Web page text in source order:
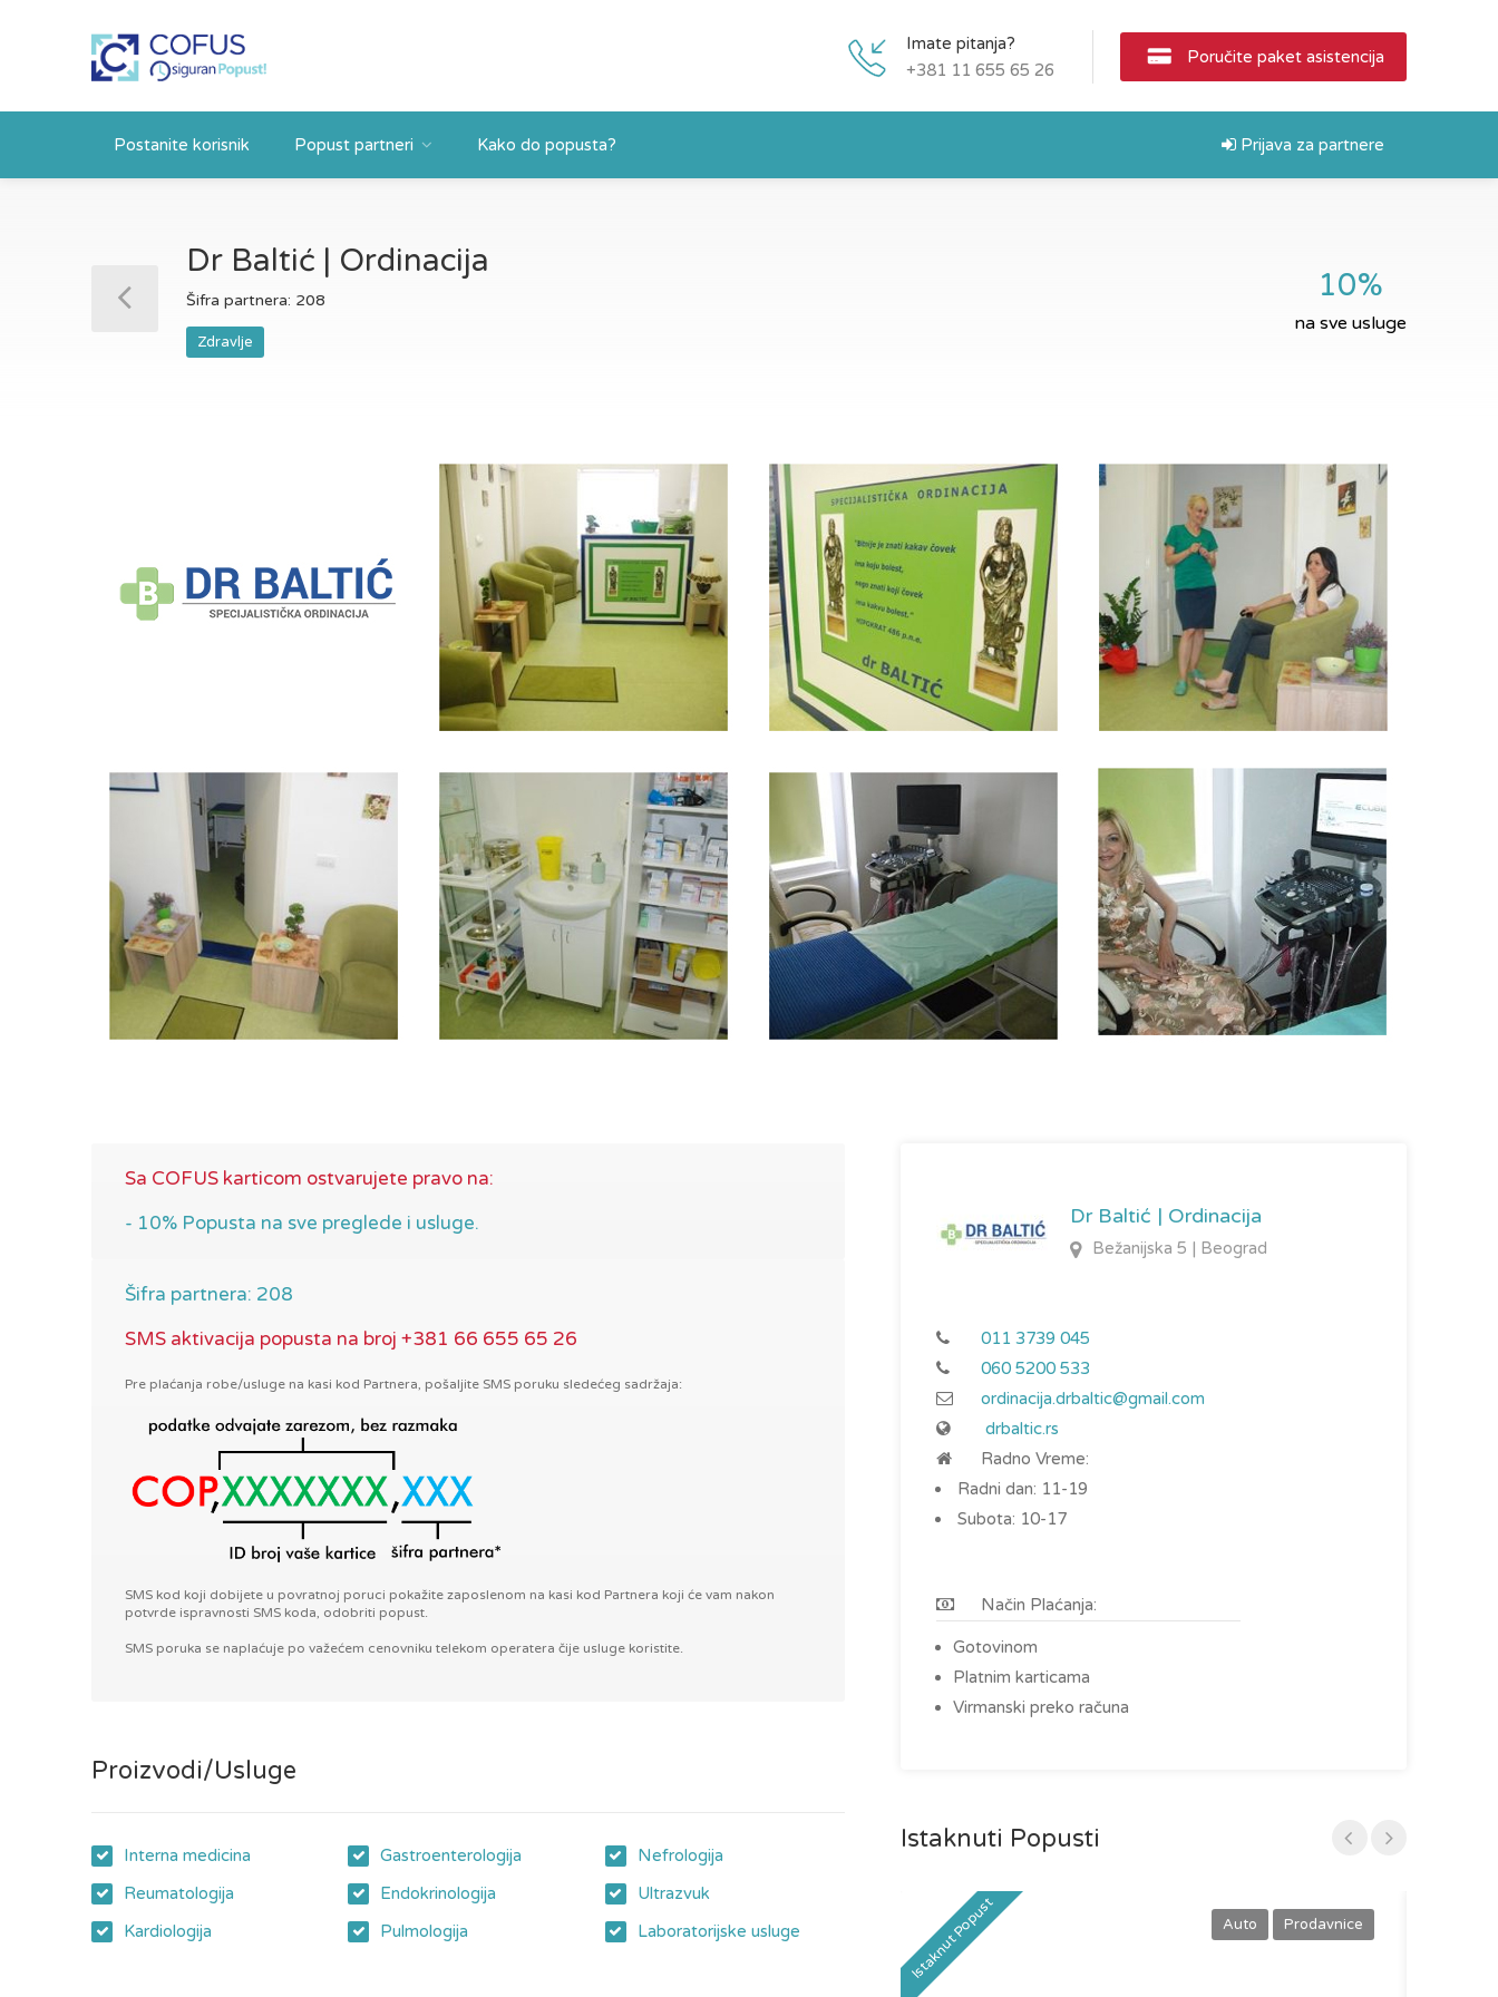
Imate pitanja?
+381 11 655 65 26
Poručite paket asistencija
Postanite korisnik Popust partneri Kako do popusta? Prijava za partnere
Dr Baltić | Ordinacija
Šifra partnera: 208
Zdravlje
10%
na sve usluge
Sa COFUS karticom ostvarujete pravo na:
- 10% Popusta na sve preglede i usluge.
Šifra partnera: 208
SMS aktivacija popusta na broj +381 66 655 65 26
Pre plaćanja robe/usluge na kasi kod Partnera, pošaljite SMS poruku sledećeg sadržaja:
SMS kod koji dobijete u povratnoj poruci pokažite zaposlenom na kasi kod Partnera koji će vam nakon
potvrde ispravnosti SMS koda, odobriti popust.
SMS poruka se naplaćuje po važećem cenovniku telekom operatera čije usluge koristite.
Proizvodi/Usluge
Interna medicina
Reumatologija
Kardiologija
Gastroenterologija
Endokrinologija
Pulmologija
Nefrologija
Ultrazvuk
Laboratorijske usluge
Dr Baltić | Ordinacija
Bežanijska 5 | Beograd
011 3739 045
060 5200 533
ordinacija.drbaltic@gmail.com
drbaltic.rs
Radno Vreme:
Radni dan: 11-19
Subota: 10-17
Način Plaćanja:
Gotovinom
Platnim karticama
Virmanski preko računa
Istaknuti Popusti
Istaknut Popust Auto Prodavnice